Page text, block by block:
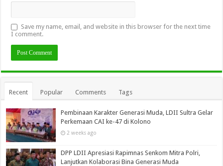
Save my name, email, and website in this browser for the next time
I comment.
Recent Popular Comments Tags
Pembinaan Karakter Generasi Muda, LDII Sultra Gelar
Perkemaan CAI ke-47 di Kolono
2 weeks ago
DPP LDII Apresiasi Rapimnas Senkom Mitra Polri,
Lanjutkan Kolaborasi Bina Generasi Muda